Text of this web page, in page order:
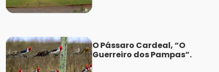
O Pássaro Cardeal, “O
Guerreiro dos Pampas”.